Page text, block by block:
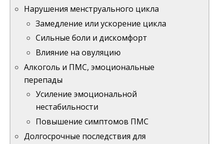
Нарушения менструального цикла
Замедление или ускорение цикла
Сильные боли и дискомфорт
Влияние на овуляцию
Алкоголь и ПМС, эмоциональные
перепады
Усиление эмоциональной
нестабильности
Повышение симптомов ПМС
Долгосрочные последствия для